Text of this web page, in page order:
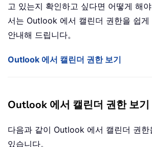
고 있는지 확인하고 싶다면 어떻게 해
서는 Outlook 에서 캘린더 권한을 쉽게
안내해 드립니다。
Outlook 에서 캘린더 권한 보기
Outlook 에서 캘린더 권한 보기
다음과 같이 Outlook 에서 캘린더 권한
있습니다。